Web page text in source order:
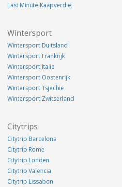
Last Minute Kaapverdie;
Wintersport
Wintersport Duitsland
Wintersport Frankrijk
Wintersport Italie
Wintersport Oostenrijk
Wintersport Tsjechie
Wintersport Zwitserland
Citytrips
Citytrip Barcelona
Citytrip Rome
Citytrip Londen
Citytrip Valencia
Citytrip Lissabon